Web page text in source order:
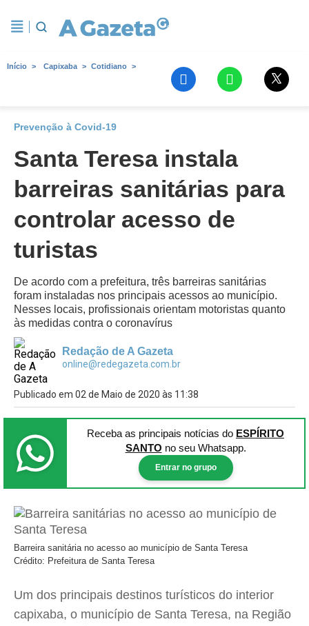
Início Capixaba Cotidiano
Prevenção à Covid-19
Santa Teresa instala
barreiras sanitárias para
controlar acesso de
turistas
De acordo com a prefeitura, três barreiras sanitárias
foram instaladas nos principais acessos ao município.
Nesses locais, profissionais orientam motoristas quanto
às medidas contra o coronavírus
Redação de A Gazeta
online@redegazeta.com.br
Publicado em 02 de Maio de 2020 às 11:38
Receba as principais notícias do ESPÍRITO
SANTO no seu Whatsapp.
Entrar no grupo
Barreira sanitária no acesso ao município de Santa Teresa
Crédito: Prefeitura de Santa Teresa
Um dos principais destinos turísticos do interior
capixaba, o município de Santa Teresa, na Região